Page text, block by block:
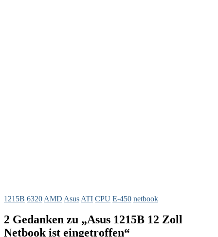
1215B 6320 AMD Asus ATI CPU E-450 netbook
2 Gedanken zu „Asus 1215B 12 Zoll
Netbook ist eingetroffen“